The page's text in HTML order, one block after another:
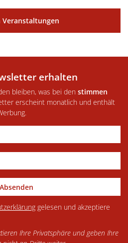
Veranstaltungen
erhalten
bleiben, was bei den stimmen
erscheint monatlich und enthält
Absenden
gelesen und akzeptiere
Ihre Privatsphäre und geben Ihre